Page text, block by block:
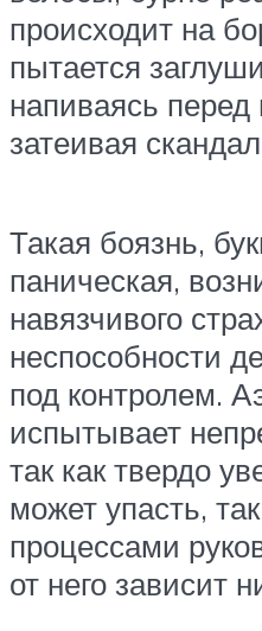
происходит на
пытается
напиваясь
затеивая
Такая боязнь,
паническая,
навязчивого
неспособности
под контролем.
испытывает
так как твердо
может упасть,
процессами
от него зависит